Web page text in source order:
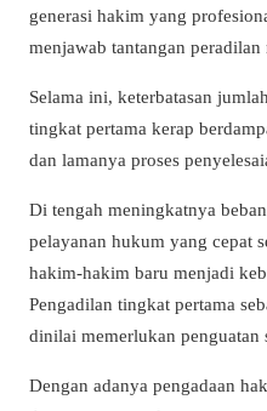
generasi hakim yang
menjawab tantangan peradilan
Selama ini, keterbatasan
tingkat pertama kerap
dan lamanya proses
Di tengah meningkatnya
pelayanan hukum yang cepat
hakim-hakim baru menjadi
Pengadilan tingkat pertama
dinilai memerlukan penguatan
Dengan adanya pengadaan